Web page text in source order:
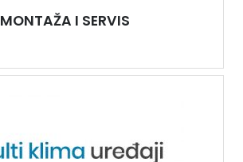
MONTAŽA I SERVIS